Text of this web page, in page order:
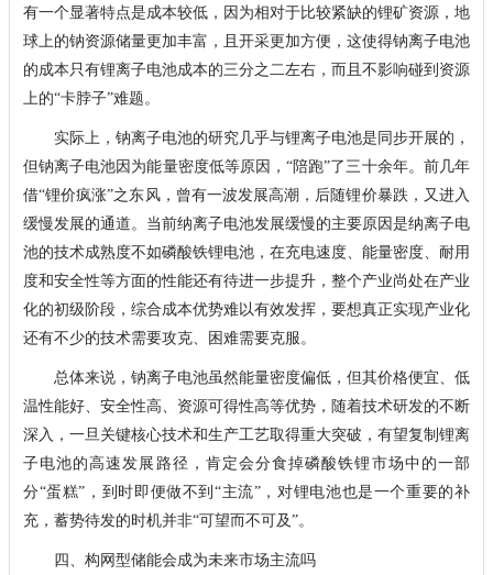
有一个显著特点是成本较低，因为相对于比较紧缺的锂矿资源，地
球上的钠资源储量更加丰富，且开采更加方便，这使得钠离子电池
的成本只有锂离子电池成本的三分之二左右，而且不影响碰到资源
上的“卡脖子”难题。
实际上，钠离子电池的研究几乎与锂离子电池是同步开展的，
但钠离子电池因为能量密度低等原因，“陪跑”了三十余年。前几年
借“锂价疯涨”之东风，曾有一波发展高潮，后随锂价暴跌，又进入
缓慢发展的通道。当前纳离子电池发展缓慢的主要原因是纳离子电
池的技术成熟度不如磷酸铁锂电池，在充电速度、能量密度、耐用
度和安全性等方面的性能还有待进一步提升，整个产业尚处在产业
化的初级阶段，综合成本优势难以有效发挥，要想真正实现产业化
还有不少的技术需要攻克、困难需要克服。
总体来说，钠离子电池虽然能量密度偏低，但其价格便宜、低
温性能好、安全性高、资源可得性高等优势，随着技术研发的不断
深入，一旦关键核心技术和生产工艺取得重大突破，有望复制锂离
子电池的高速发展路径，肯定会分食掉磷酸铁锂市场中的一部
分“蛋糕”，到时即便做不到“主流”，对锂电池也是一个重要的补
充，蓄势待发的时机并非“可望而不可及”。
四、构网型储能会成为未来市场主流吗